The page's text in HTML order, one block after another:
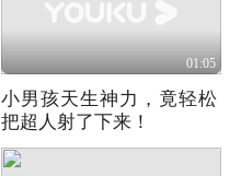
01:05
小男孩天生神力，竟轻松
把超人射了下来！